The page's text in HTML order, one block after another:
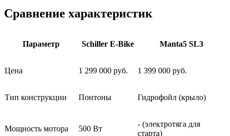
Сравнение характеристик
Параметр Schiller E-Bike Manta5 SL3
Цена 1 299 000 руб. 1 399 000 руб.
Тип конструкции Понтоны Гидрофойл (крыло)
Мощность мотора 500 Вт
- (электротяга для
старта)